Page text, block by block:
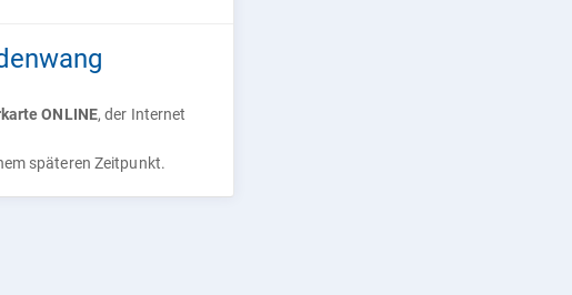
ONLINE, der Internet
späteren Zeitpunkt.